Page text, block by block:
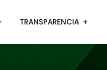
TRANSPARENCIA